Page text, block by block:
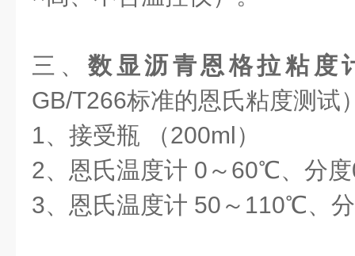
三、数显沥青恩格拉粘度
GB/T266标准的恩氏粘度测试
1、接受瓶 （200ml
2、恩氏温度计 0～60℃、
3、恩氏温度计 50～110℃